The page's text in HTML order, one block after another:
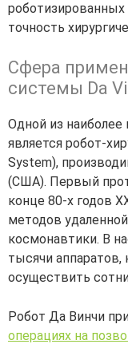
точность
Сфера
системы Da
Одной из наиболее
является робот-
System),
(США). Первый
конце 80-х годов
методов
космонавтики. В
тысячи
осуществить
Робот Да Винчи
операциях на